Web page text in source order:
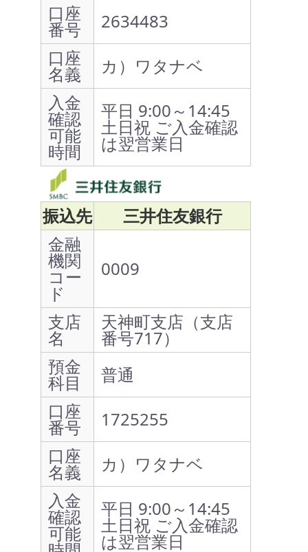
口座
番号
2634483
口座
名義
カ）ワタナベ
入金
確認
可能
時間
平日 9:00～14:45
土日祝 ご入金確認
は翌営業日
振込先
三井住友銀行
金融
機関
コー
ド
0009
支店
名
天神町支店（支店
番号717）
預金
科目
普通
口座
番号
1725255
口座
名義
カ）ワタナベ
入金
確認
可能
平日 9:00～14:45
土日祝 ご入金確認
は翌営業日